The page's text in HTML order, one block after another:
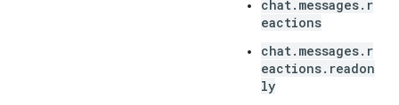
chat.messages.r
eactions
chat.messages.r
eactions.readon
ly